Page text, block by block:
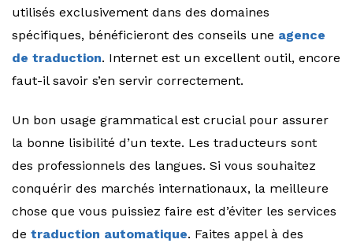
utilisés exclusivement dans des domaines
spécifiques, bénéficieront des conseils une agence
de traduction. Internet est un excellent outil, encore
faut-il savoir s’en servir correctement.
Un bon usage grammatical est crucial pour assurer
la bonne lisibilité d’un texte. Les traducteurs sont
des professionnels des langues. Si vous souhaitez
conquérir des marchés internationaux, la meilleure
chose que vous puissiez faire est d’éviter les services
de traduction automatique. Faites appel à des